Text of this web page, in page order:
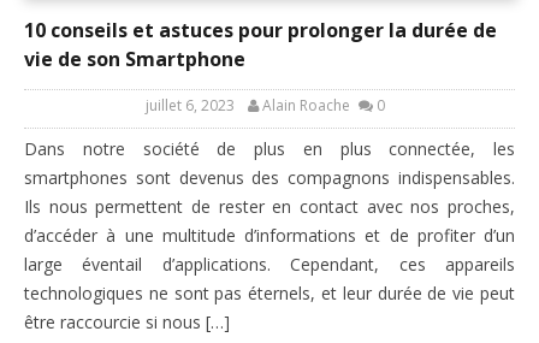
10 conseils et astuces pour prolonger la durée de
vie de son Smartphone
juillet 6, 2023 Alain Roache 0
Dans notre société de plus en plus connectée, les
smartphones sont devenus des compagnons indispensables.
Ils nous permettent de rester en contact avec nos proches,
d’accéder à une multitude d’informations et de profiter d’un
large éventail d’applications. Cependant, ces appareils
technologiques ne sont pas éternels, et leur durée de vie peut
être raccourcie si nous […]